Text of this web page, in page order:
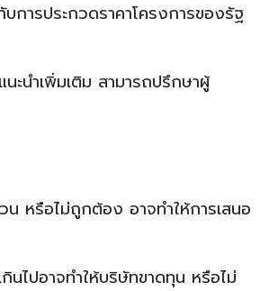
การประกวดราคาโครงการของรัฐ
ะนำเพิ่มเติม สามารถปรึกษาผู้
น หรือไม่ถูกต้อง อาจทำให้การเสนอ
กินไปอาจทำให้บริษัทขาดทุน หรือไม่